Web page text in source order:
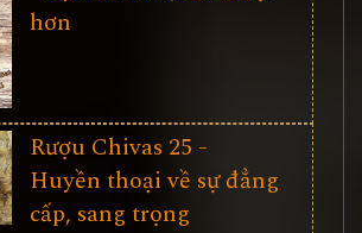
hơn
Rượu Chivas 25 -
Huyền thoại về sự đẳng
cấp, sang trọng